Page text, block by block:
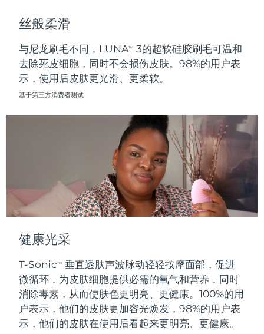
丝般柔滑
与尼龙刷毛不同，LUNATM
3的超软硅胶刷毛可温和
去除死皮细胞，同时不会损伤皮肤。98%的用户表
示，使用后皮肤更光滑、更柔软。
基于第三方消费者测试
健康光采
T-SonicTM
垂直透肤声波脉动轻轻按摩面部，促进
微循环，为皮肤细胞提供必需的氧气和营养，同时
消除毒素，从而使肤色更明亮、更健康。100%的用
户表示，他们的皮肤更加容光焕发，98%的用户表
示，他们的皮肤在使用后看起来更明亮、更健康。
南非 预计送达日期8/17/26
韩国
预计送达日期 8/9/26
预计送达日期
预计送达日期8/9/26
台湾 预计送达日期8/14/26
泰国
土耳其 预计送达日期8/10/26
阿拉伯联合酋长国 预计送达日期8/10/26
英国 预计送达日期8/9/26